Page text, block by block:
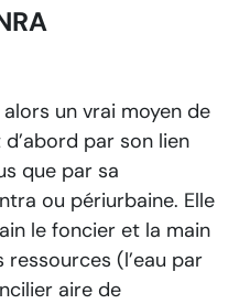
un vrai moyen de
par son lien
que par sa
ou périurbaine. Elle
le foncier et la main
ressources (l’eau par
aire de